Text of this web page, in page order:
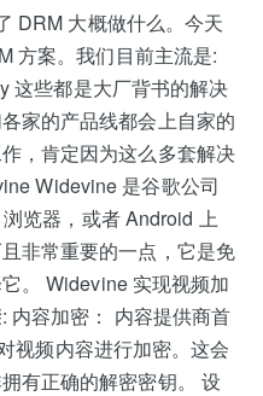
DRM 大概做什么。今天
方案。我们目前主流是:
这些都是大厂背书的解决
家的产品线都会上自家的
，肯定因为这么多套解决
Widevine 是谷歌公司
览器，或者 Android 上
非常重要的一点，它是免
。 Widevine 实现视频加
内容加密： 内容提供商首
视频内容进行加密。这会
有正确的解密密钥。 设